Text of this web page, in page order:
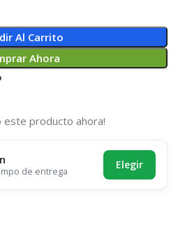
Al Carrito
Ahora
este producto ahora!
de entrega
Elegir